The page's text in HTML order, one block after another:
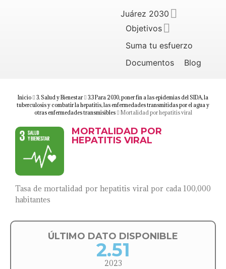
Juárez 2030
Objetivos
Suma tu esfuerzo
Documentos
Blog
Inicio 3. Salud y Bienestar
3.3 Para 2030, poner fin a las epidemias del SIDA, la
tuberculosis y combatir la hepatitis, las enfermedades transmitidas por el agua y
otras enfermedades transmisibles
Mortalidad por hepatitis viral
MORTALIDAD POR
HEPATITIS VIRAL
Tasa de mortalidad por hepatitis viral por cada 100,000
habitantes
ÚLTIMO DATO DISPONIBLE
2.51
2023